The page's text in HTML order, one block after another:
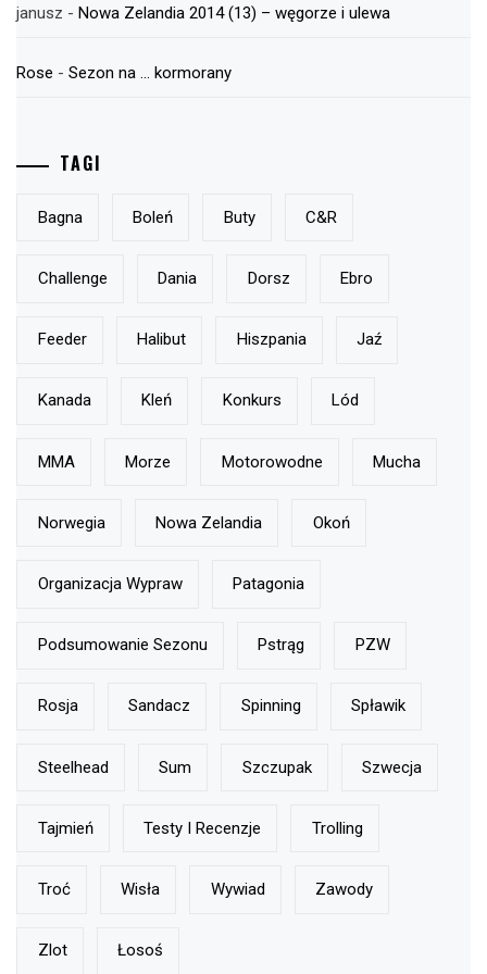
janusz - Nowa Zelandia 2014 (13) – węgorze i ulewa
Rose - Sezon na … kormorany
TAGI
Bagna Boleń Buty C&r
Challenge Dania Dorsz Ebro
Feeder Halibut Hiszpania Jaź
Kanada Kleń Konkurs Lód
MMA Morze Motorowodne Mucha
Norwegia Nowa Zelandia Okoń
Organizacja Wypraw Patagonia
Podsumowanie Sezonu Pstrąg PZW
Rosja Sandacz Spinning Spławik
Steelhead Sum Szczupak Szwecja
Tajmień Testy I Recenzje Trolling
Troć Wisła Wywiad Zawody
Zlot Łosoś